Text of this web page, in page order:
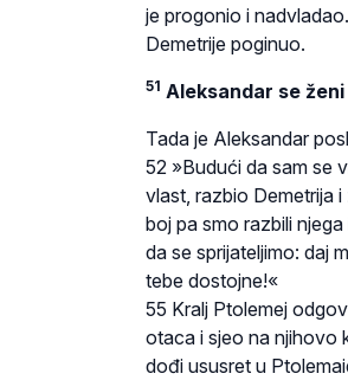
je progonio i
Demetrije poginuo.
51 Aleksandar se
Tada je Aleksandar
52 »Budući da sam se
vlast, razbio Demetrija
boj pa smo razbili
da se sprijateljimo: daj
tebe dostojne!«
55 Kralj Ptolemej
otaca i sjeo na njihovo
dođi ususret u